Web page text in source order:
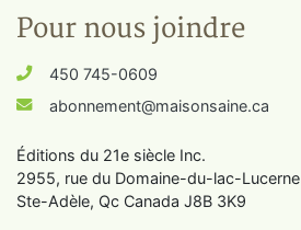
Pour nous joindre
450 745-0609
abonnement@maisonsaine.ca
Éditions du 21e siècle Inc.
2955, rue du Domaine-du-lac-Lucerne
Ste-Adèle, Qc Canada J8B 3K9